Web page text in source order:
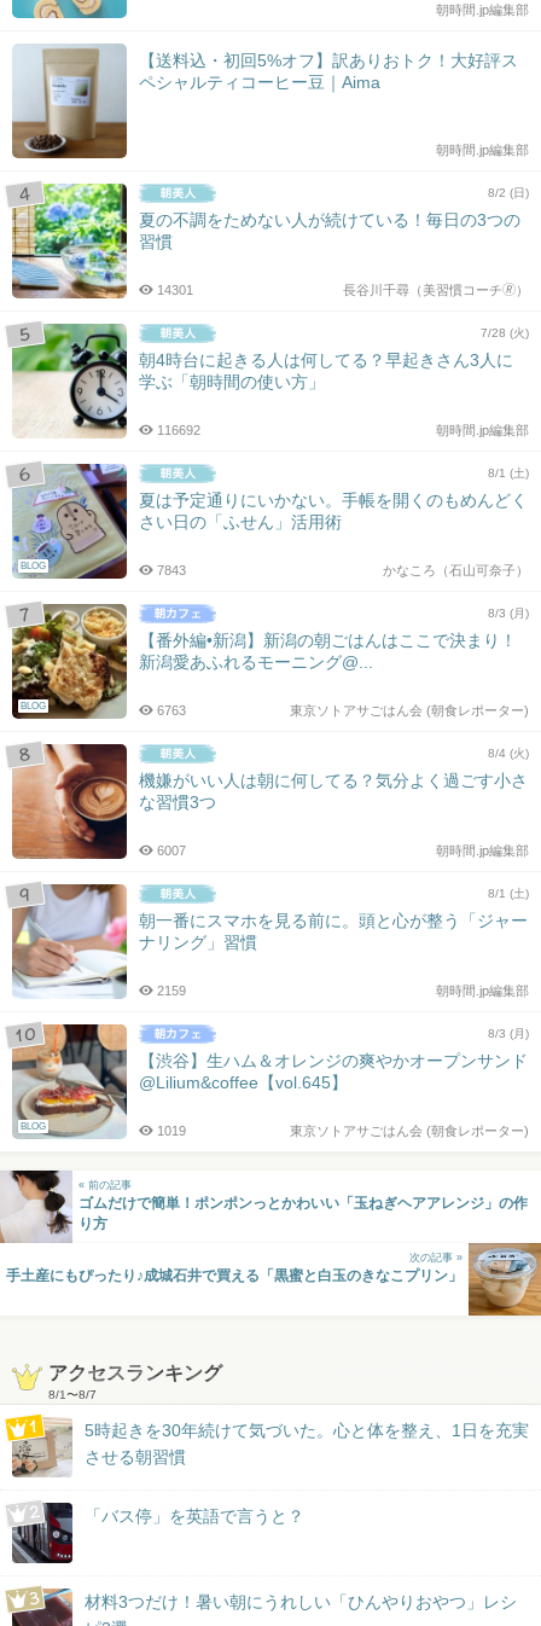
朝時間.jp編集部
【送料込・初回5%オフ】訳ありおトク！大好評ス
ペシャルティコーヒー豆｜Aima
朝時間.jp編集部
8/2 (日)
夏の不調をためない人が続けている！毎日の3つの
習慣
長谷川千尋（美習慣コーチ🄬）
14301
7/28 (火)
朝4時台に起きる人は何してる？早起きさん3人に
学ぶ「朝時間の使い方」
朝時間.jp編集部
116692
BLOG
8/1 (土)
夏は予定通りにいかない。手帳を開くのもめんどく
さい日の「ふせん」活用術
かなころ（石山可奈子）
7843
BLOG
8/3 (月)
【番外編•新潟】新潟の朝ごはんはここで決まり！
新潟愛あふれるモーニング@...
東京ソトアサごはん会 (朝食レポーター)
6763
8/4 (火)
機嫌がいい人は朝に何してる？気分よく過ごす小さ
な習慣3つ
朝時間.jp編集部
6007
8/1 (土)
朝一番にスマホを見る前に。頭と心が整う「ジャー
ナリング」習慣
朝時間.jp編集部
2159
BLOG
8/3 (月)
【渋谷】生ハム＆オレンジの爽やかオープンサンド
@Lilium&coffee【vol.645】
東京ソトアサごはん会 (朝食レポーター)
1019
« 前の記事
ゴムだけで簡単！ポンポンっとかわいい「玉ねぎヘアアレンジ」の作
り方
次の記事 »
手土産にもぴったり♪成城石井で買える「黒蜜と白玉のきなこプリン」
アクセスランキング
8/1〜8/7
5時起きを30年続けて気づいた。心と体を整え、1日を充実
させる朝習慣
「バス停」を英語で言うと？
材料3つだけ！暑い朝にうれしい「ひんやりおやつ」レシ